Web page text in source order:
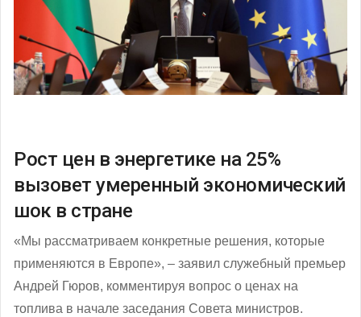
Рост цен в энергетике на 25%
вызовет умеренный экономический
шок в стране
«Мы рассматриваем конкретные решения, которые
применяются в Европе», – заявил служебный премьер
Андрей Гюров, комментируя вопрос о ценах на
топлива в начале заседания Совета министров.